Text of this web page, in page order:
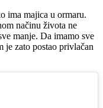
ima majica u ormaru.
načinu života ne
manje. Da imamo sve
je zato postao privlačan